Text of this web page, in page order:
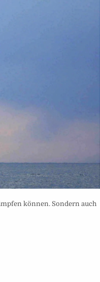
können. Sondern auch